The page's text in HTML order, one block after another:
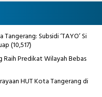
Subsidi ‘TAYO’ Si
(10,517)
Raih Predikat Wilayah Bebas
HUT Kota Tangerang di